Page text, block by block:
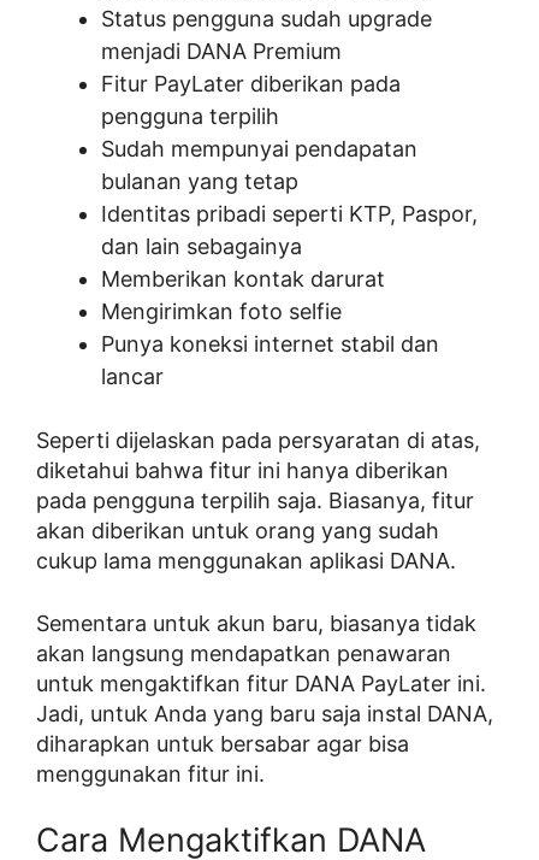
Status pengguna sudah upgrade
menjadi DANA Premium
Fitur PayLater diberikan pada
pengguna terpilih
Sudah mempunyai pendapatan
bulanan yang tetap
Identitas pribadi seperti KTP, Paspor,
dan lain sebagainya
Memberikan kontak darurat
Mengirimkan foto selfie
Punya koneksi internet stabil dan
lancar
Seperti dijelaskan pada persyaratan di atas,
diketahui bahwa fitur ini hanya diberikan
pada pengguna terpilih saja. Biasanya, fitur
akan diberikan untuk orang yang sudah
cukup lama menggunakan aplikasi DANA.
Sementara untuk akun baru, biasanya tidak
akan langsung mendapatkan penawaran
untuk mengaktifkan fitur DANA PayLater ini.
Jadi, untuk Anda yang baru saja instal DANA,
diharapkan untuk bersabar agar bisa
menggunakan fitur ini.
Cara Mengaktifkan DANA